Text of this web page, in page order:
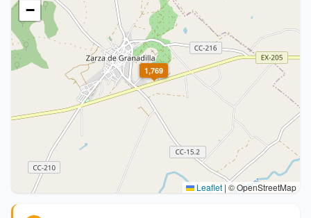
1,769
−
Leaflet | © OpenStreetMap